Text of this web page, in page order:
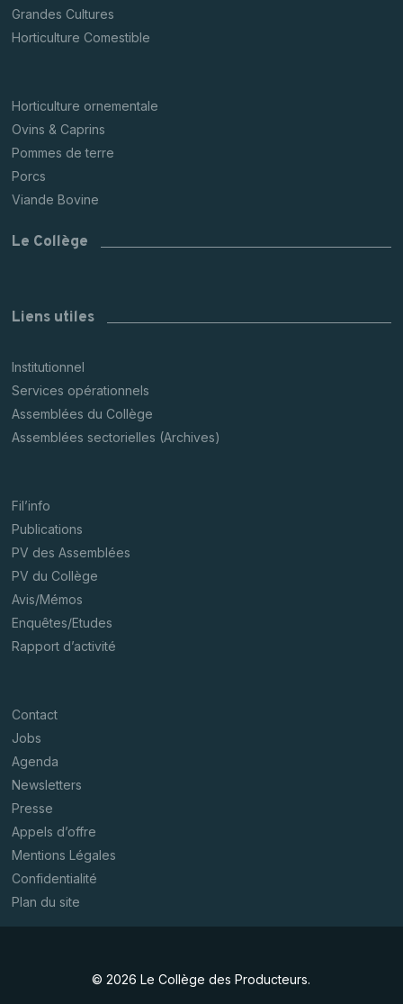
Grandes Cultures
Horticulture Comestible
Horticulture ornementale
Ovins & Caprins
Pommes de terre
Porcs
Viande Bovine
Le Collège
Liens utiles
Institutionnel
Services opérationnels
Assemblées du Collège
Assemblées sectorielles (Archives)
Fil’info
Publications
PV des Assemblées
PV du Collège
Avis/Mémos
Enquêtes/Etudes
Rapport d’activité
Contact
Jobs
Agenda
Newsletters
Presse
Appels d’offre
Mentions Légales
Confidentialité
Plan du site
© 2026 Le Collège des Producteurs.